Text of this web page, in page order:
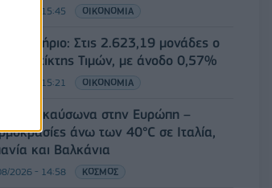
2026 - 15:45 ΟΙΚΟΝΟΜΙΑ
Στις 2.623,19 μονάδες ο
Δείκτης Τιμών, με άνοδο 0,57%
2026 - 15:21 ΟΙΚΟΝΟΜΙΑ
κύμα καύσωνα στην Ευρώπη –
άνω των 40°C σε Ιταλία,
και Βαλκάνια
2026 - 14:58 ΚΟΣΜΟΣ